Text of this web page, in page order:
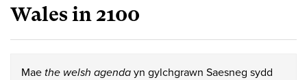
Wales in 2100
Mae the welsh agenda yn gylchgrawn Saesneg sydd